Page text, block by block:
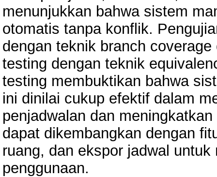
menunjukkan bahwa sistem
otomatis tanpa konflik.
dengan teknik branch
testing dengan teknik
testing membuktikan bahwa
ini dinilai cukup efektif dalam
penjadwalan dan
dapat dikembangkan dengan
ruang, dan ekspor jadwal
penggunaan.